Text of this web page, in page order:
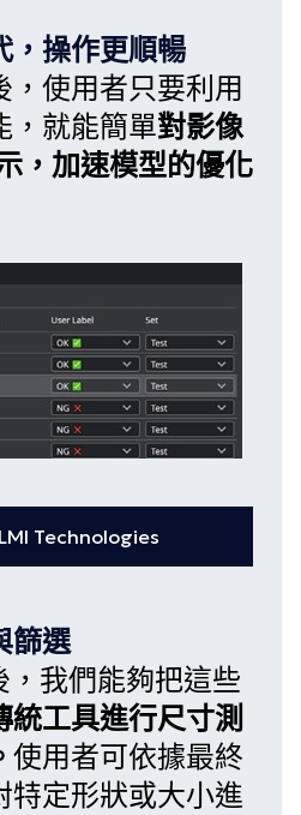
，操作更順暢
，使用者只要利用
，就能簡單對影像
，加速模型的優化
Technologies
篩選
，我們能夠把這些
統工具進行尺寸測
使用者可依據最終
特定形狀或大小進